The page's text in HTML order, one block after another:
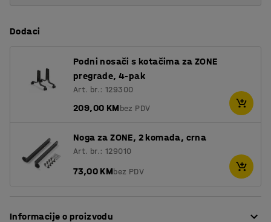
Dodaci
Podni nosači s kotačima za ZONE
pregrade, 4-pak
Art. br.: 129300
209,00 KMbez PDV
Noga za ZONE, 2 komada, crna
Art. br.: 129010
73,00 KMbez PDV
Informacije o proizvodu